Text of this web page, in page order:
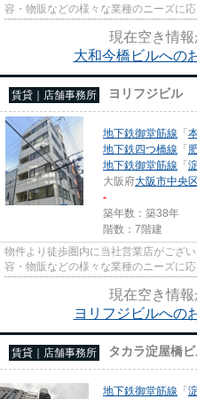
容・物販などの様々な業種のニーズに
尚、弊社ではおとり広告は一切...
現在空き情報
大和今橋ビルへの
賃貸｜店舗事務所 ヨリフジビル
地下鉄御堂筋線 「
地下鉄四つ橋線 「
地下鉄御堂筋線 「
大阪府大阪市中央
-
築年数：築38年
階数：7階建
物件より徒歩圏内に当社営業店がござ
容・物販などの様々な業種のニーズに
尚、弊社ではおとり広告は一切...
現在空き情報
ヨリフジビルへの
賃貸｜店舗事務所 タカラ淀屋橋
地下鉄御堂筋線 「